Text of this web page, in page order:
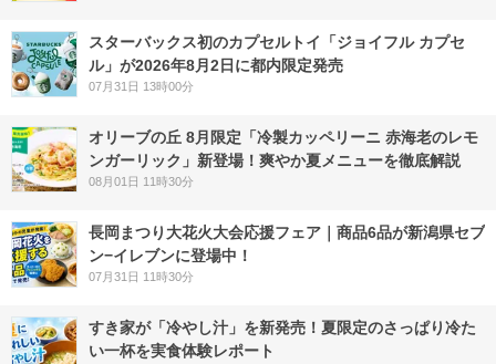
スターバックス初のカプセルトイ「ジョイフル カプセ
ル」が2026年8月2日に都内限定発売
07月31日 13時00分
オリーブの丘 8月限定「冷製カッペリーニ 赤海老のレモ
ンガーリック」新登場！爽やか夏メニューを徹底解説
08月01日 11時30分
長岡まつり大花火大会応援フェア｜商品6品が新潟県セブ
ン−イレブンに登場中！
07月31日 11時30分
すき家が「冷やし汁」を新発売！夏限定のさっぱり冷た
い一杯を実食体験レポート